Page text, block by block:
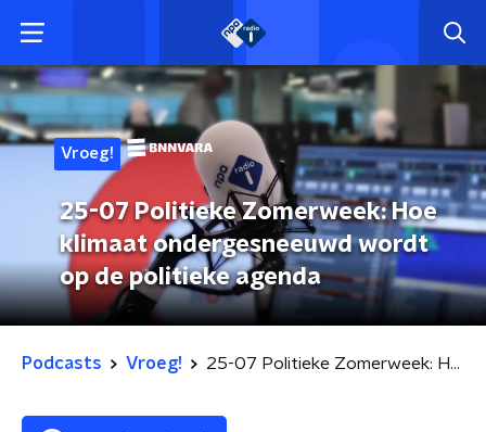
Vroeg!
25-07 Politieke Zomerweek: Hoe
klimaat ondergesneeuwd wordt
op de politieke agenda
Podcasts Vroeg! 25-07 Politieke Zomerweek: Hoe klimaat ondergesneeuwd wordt op de politieke agenda